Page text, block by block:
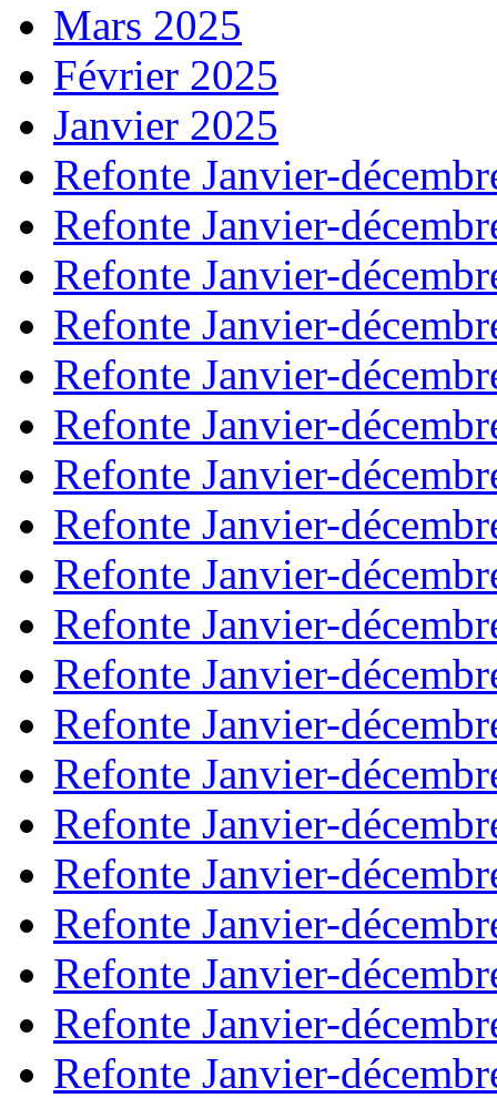
Mars 2025
Février 2025
Janvier 2025
Refonte Janvier-
Refonte Janvier-
Refonte Janvier-
Refonte Janvier-
Refonte Janvier-
Refonte Janvier-
Refonte Janvier-
Refonte Janvier-
Refonte Janvier-
Refonte Janvier-
Refonte Janvier-
Refonte Janvier-
Refonte Janvier-
Refonte Janvier-
Refonte Janvier-
Refonte Janvier-
Refonte Janvier-
Refonte Janvier-
Refonte Janvier-